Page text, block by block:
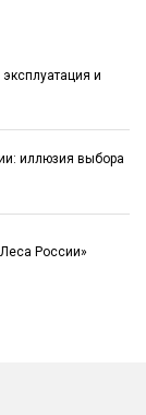
и
иллюзия выбора
России»